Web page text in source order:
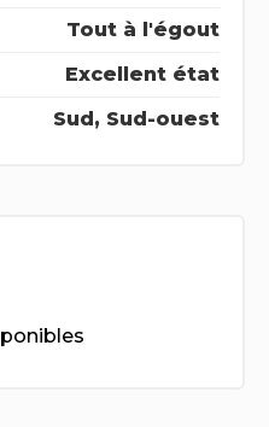
Tout à l'égout
Excellent état
Sud, Sud-ouest